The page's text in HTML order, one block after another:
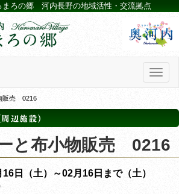
まろの郷 河内長野の地域活性・交流拠点
販売 0216
と布小物販売 0216
日（土）～02月16日まで（土）